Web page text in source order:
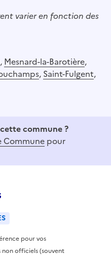
varier en fonction des
, Mesnard-la-Barotière,
, Saint-Fulgent,
commune ?
Commune pour
pour vos
non officiels (souvent